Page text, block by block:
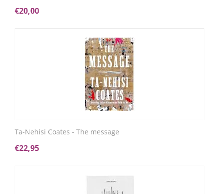
€20,00
Ta-Nehisi Coates - The message
€22,95